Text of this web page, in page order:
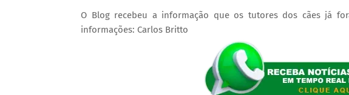
O Blog recebeu a informação que os tutores dos cães já
informações: Carlos Britto